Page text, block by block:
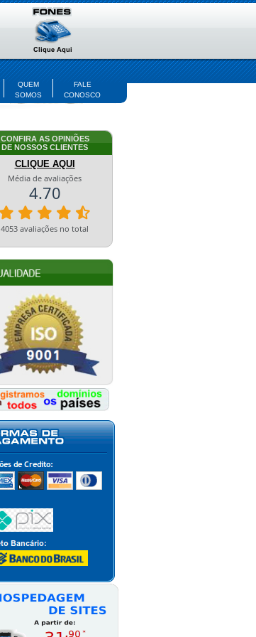
QUEM
SOMOS
FALE
CONOSCO
CONFIRA AS OPINIÕES
DE NOSSOS CLIENTES
CLIQUE AQUI